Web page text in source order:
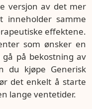
versjon av det mer
inneholder samme
effektene.
som ønsker en
på bekostning av
du kjøpe Generisk
det enkelt å starte
lange ventetider.